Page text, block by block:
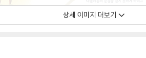
상세 이미지 더보기